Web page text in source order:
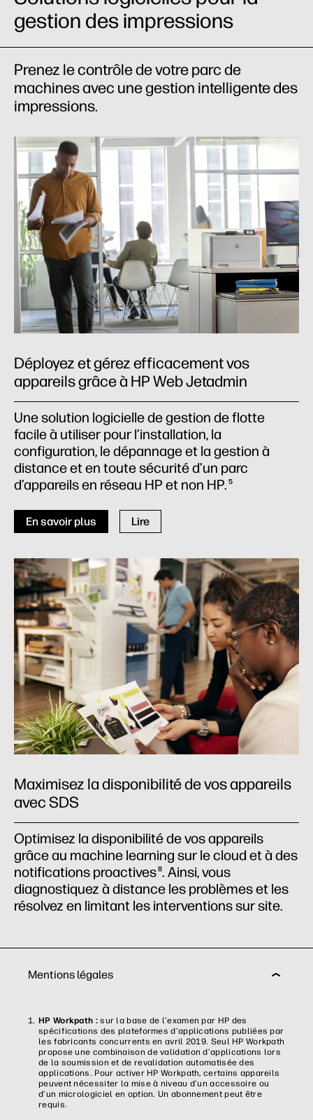
gestion des impressions
Prenez le contrôle de votre parc de
machines avec une gestion intelligente des
impressions.
Déployez et gérez efficacement vos
appareils grâce à HP Web Jetadmin
Une solution logicielle de gestion de flotte
facile à utiliser pour l’installation, la
configuration, le dépannage et la gestion à
distance et en toute sécurité d’un parc
d’appareils en réseau HP et non HP. 5
En savoir plus Lire
Maximisez la disponibilité de vos appareils
avec SDS
Optimisez la disponibilité de vos appareils
grâce au machine learning sur le cloud et à des
notifications proactives8. Ainsi, vous
diagnostiquez à distance les problèmes et les
résolvez en limitant les interventions sur site.
Mentions légales
HP Workpath :sur la base de l’examen par HP des
spécifications des plateformes d’applications publiées par
les fabricants concurrents en avril 2019. Seul HP Workpath
propose une combinaison de validation d’applications lors
de la soumission et de revalidation automatisée des
applications. Pour activer HP Workpath, certains appareils
peuvent nécessiter la mise à niveau d’un accessoire ou
d’un micrologiciel en option. Un abonnement peut être
requis.